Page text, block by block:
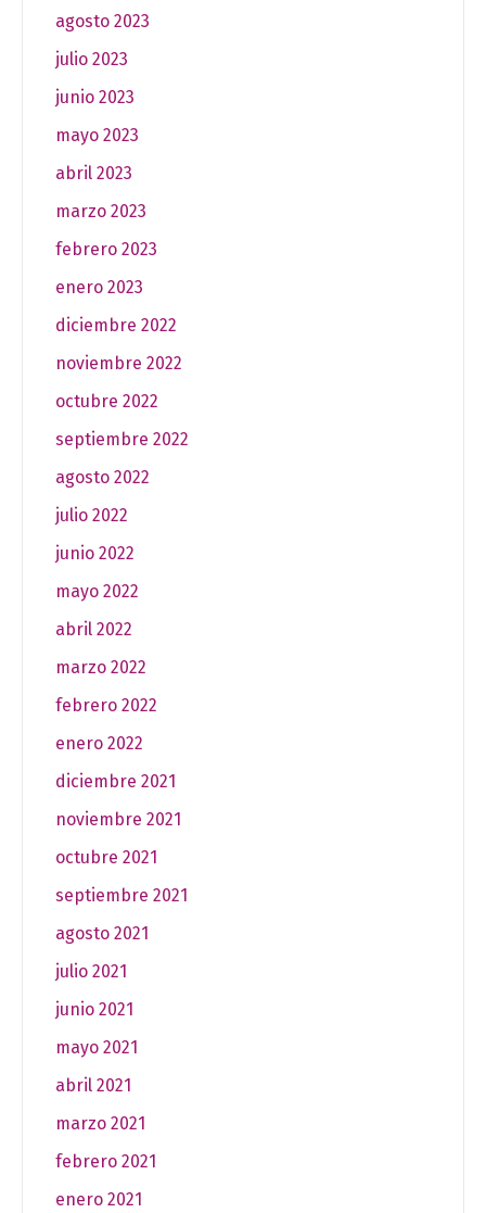
agosto 2023
julio 2023
junio 2023
mayo 2023
abril 2023
marzo 2023
febrero 2023
enero 2023
diciembre 2022
noviembre 2022
octubre 2022
septiembre 2022
agosto 2022
julio 2022
junio 2022
mayo 2022
abril 2022
marzo 2022
febrero 2022
enero 2022
diciembre 2021
noviembre 2021
octubre 2021
septiembre 2021
agosto 2021
julio 2021
junio 2021
mayo 2021
abril 2021
marzo 2021
febrero 2021
enero 2021